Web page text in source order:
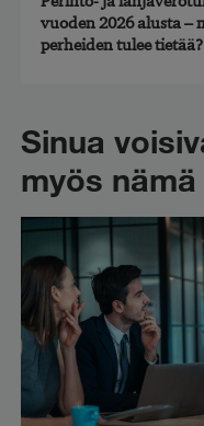
vuoden 2026 alusta –
perheiden tulee tietää?
Sinua
myös nämä